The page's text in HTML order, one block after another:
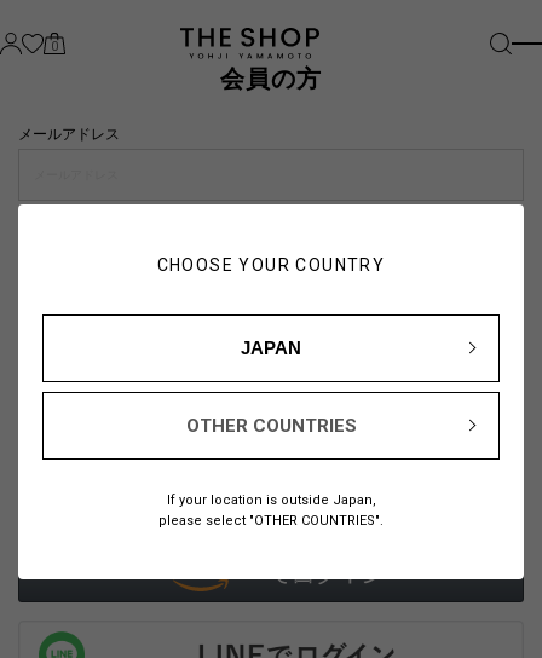
CHOOSE YOUR COUNTRY
JAPAN
OTHER COUNTRIES
If your location is outside Japan,
please select "OTHER COUNTRIES".
0
会員の方
メールアドレス
こちら
または